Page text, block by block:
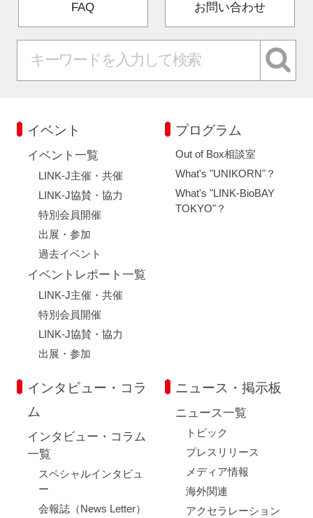
FAQ お問い合わせ
イベント
イベント一覧
LINK-J主催・共催
LINK-J協賛・協力
特別会員開催
出展・参加
過去イベント
イベントレポート一覧
LINK-J主催・共催
特別会員開催
LINK-J協賛・協力
出展・参加
プログラム
Out of Box相談室
What's "UNIKORN"？
What's "LINK-BioBAY
TOKYO"？
インタビュー・コラ
ム
インタビュー・コラム
一覧
スペシャルインタビュ
ー
会報誌（News Letter）
ニュース・掲示板
ニュース一覧
トピック
プレスリリース
メディア情報
海外関連
アクセラレーション